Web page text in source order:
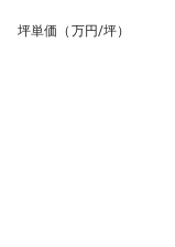
坪単価（万円/坪）